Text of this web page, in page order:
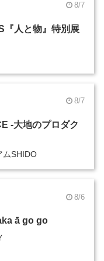
8/7
『人と物』特別展
8/7
-大地のプロダク
ムSHIDO
8/6
ā go go